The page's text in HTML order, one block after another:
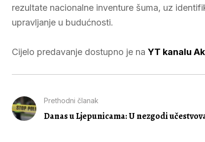
rezultate nacionalne inventure šuma, uz
upravljanje u budućnosti.
Cijelo predavanje dostupno je na YT kanalu
Prethodni članak
Danas u Ljepunicama: U nezgodi